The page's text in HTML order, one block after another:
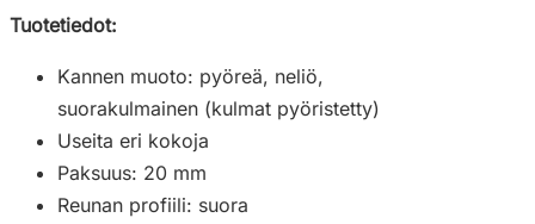
Tuotetiedot:
Kannen muoto: pyöreä, neliö,
suorakulmainen (kulmat pyöristetty)
Useita eri kokoja
Paksuus: 20 mm
Reunan profiili: suora